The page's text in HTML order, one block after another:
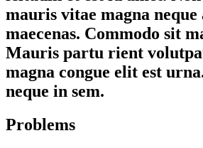
mauris vitae magna neque
maecenas. Commodo sit
Mauris partu rient
magna congue elit est
neque in sem.
Problems